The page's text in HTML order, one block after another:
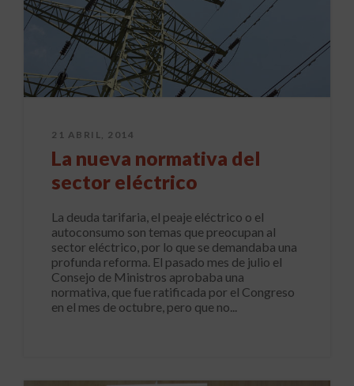
21 ABRIL, 2014
La nueva normativa del
sector eléctrico
La deuda tarifaria, el peaje eléctrico o el
autoconsumo son temas que preocupan al
sector eléctrico, por lo que se demandaba una
profunda reforma. El pasado mes de julio el
Consejo de Ministros aprobaba una
normativa, que fue ratificada por el Congreso
en el mes de octubre, pero que no...